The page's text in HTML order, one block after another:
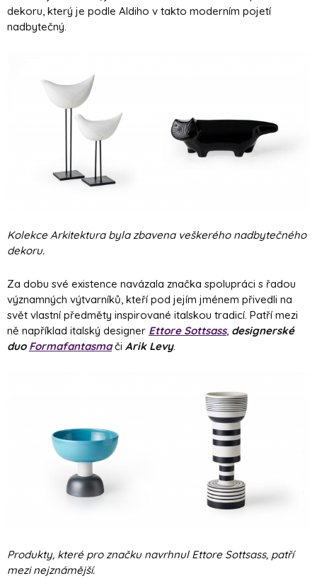
dekoru, který je podle Aldiho v takto moderním pojetí
nadbytečný.
Kolekce Arkitektura byla zbavena veškerého nadbytečného
dekoru.
Za dobu své existence navázala značka spolupráci s řadou
významných výtvarníků, kteří pod jejím jménem přivedli na
svět vlastní předměty inspirované italskou tradicí. Patří mezi
ně například italský designer Ettore Sottsass, designerské
duo Formafantasmači Arik Levy.
Produkty, které pro značku navrhnul Ettore Sottsass, patří
mezi nejznámější.